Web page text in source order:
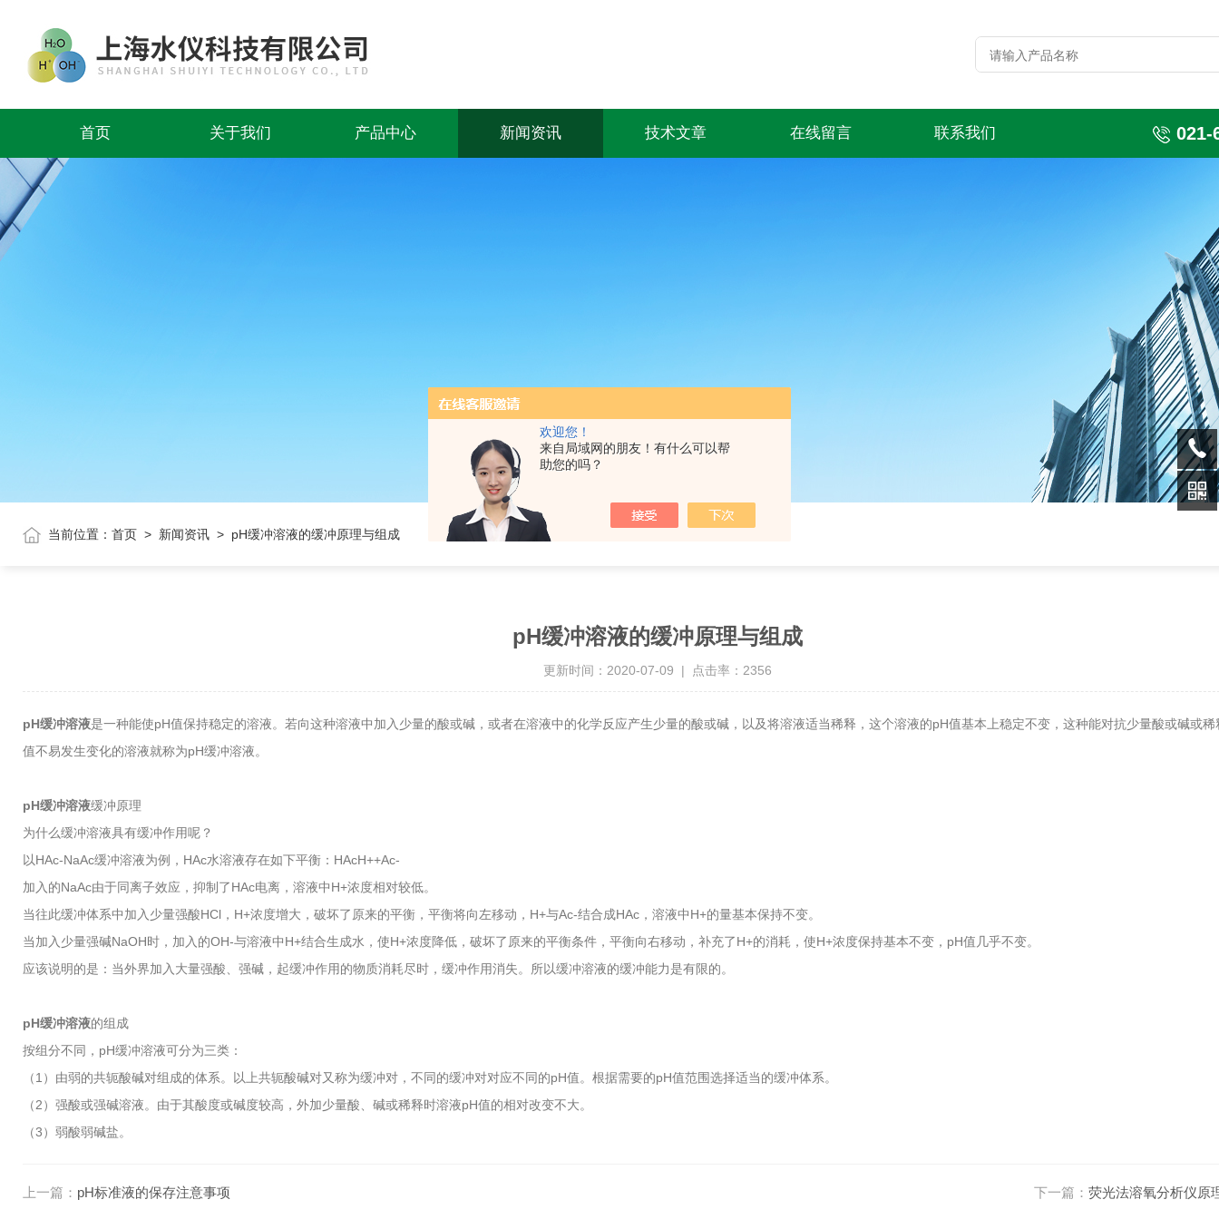
欢迎您！
来自局域网的朋友！有什么可以帮
助您的吗？
首页 关于我们 产品中心 新闻资讯 技术文章 在线留言 联系我们 021-
当前位置： 首页 > 新闻资讯 > pH缓冲溶液的缓冲原理与组成
pH缓冲溶液的缓冲原理与组成
更新时间：2020-07-09 | 点击率：2356
pH缓冲溶液是一种能使pH值保持稳定的溶液。若向这种溶液中加入少量的酸或碱，或者在溶液中的化学反应产生少量的酸或碱，以及将溶液适当稀释，这个溶液的pH值基本上稳定不变，这种能对抗少量酸或碱或
值不易发生变化的溶液就称为pH缓冲溶液。
pH缓冲溶液缓冲原理
为什么缓冲溶液具有缓冲作用呢？
以HAc-NaAc缓冲溶液为例，HAc水溶液存在如下平衡：HAcH++Ac-
加入的NaAc由于同离子效应，抑制了HAc电离，溶液中H+浓度相对较低。
当往此缓冲体系中加入少量强酸HCl，H+浓度增大，破坏了原来的平衡，平衡将向左移动，H+与Ac-结合成HAc，溶液中H+的量基本保持不变。
当加入少量强碱NaOH时，加入的OH-与溶液中H+结合生成水，使H+浓度降低，破坏了原来的平衡条件，平衡向右移动，补充了H+的消耗，使H+浓度保持基本不变，pH值几乎不变。
应该说明的是：当外界加入大量强酸、强碱，起缓冲作用的物质消耗尽时，缓冲作用消失。所以缓冲溶液的缓冲能力是有限的。
pH缓冲溶液的组成
按组分不同，pH缓冲溶液可分为三类：
（1）由弱的共轭酸碱对组成的体系。以上共轭酸碱对又称为缓冲对，不同的缓冲对对应不同的pH值。根据需要的pH值范围选择适当的缓冲体系。
（2）强酸或强碱溶液。由于其酸度或碱度较高，外加少量酸、碱或稀释时溶液pH值的相对改变不大。
（3）弱酸弱碱盐。
上一篇： pH标准液的保存注意事项 下一篇： 荧光法溶氧分析仪原